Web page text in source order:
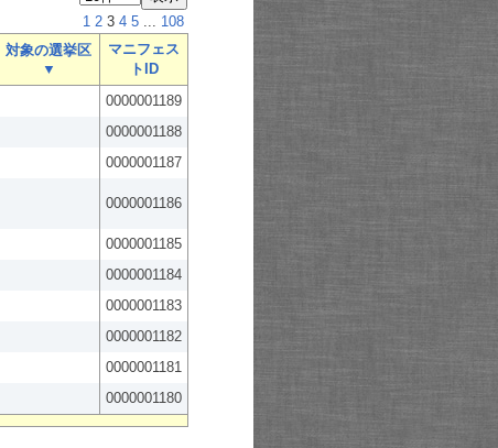
1 2 3 4 5 ... 108
対象の選挙区
▼
マニフェス
トID
0000001189
0000001188
0000001187
0000001186
0000001185
0000001184
0000001183
0000001182
0000001181
0000001180